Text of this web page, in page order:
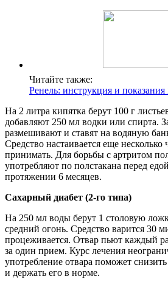
Читайте также:
Ренель: инструкция и
На 2 литра кипятка берут 100 г
добавляют 250 мл водки или спирта.
размешивают и ставят на водяную
Средство настаивается еще
принимать. Для борьбы с артритом
употребляют по полстакана перед
протяжении 6 месяцев.
Сахарный диабет (2-го типа)
На 250 мл воды берут 1 столовую
средний огонь. Средство варится 30
процеживается. Отвар пьют каждый
за один прием. Курс лечения
употребление отвара поможет
и держать его в норме.